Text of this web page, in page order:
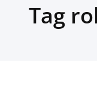
Tag